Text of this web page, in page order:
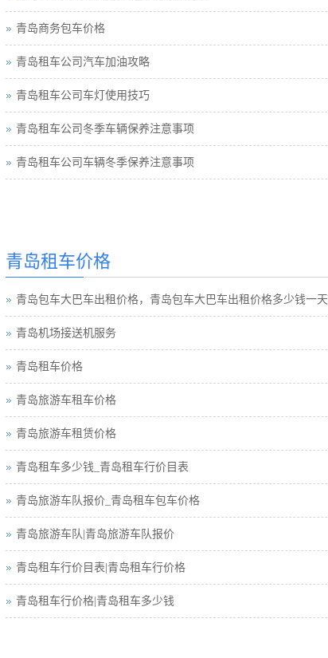
青岛商务包车价格
青岛租车公司汽车加油攻略
青岛租车公司车灯使用技巧
青岛租车公司冬季车辆保养注意事项
青岛租车公司车辆冬季保养注意事项
青岛租车价格
青岛包车大巴车出租价格，青岛包车大巴车出租价格多少钱一天
青岛机场接送机服务
青岛租车价格
青岛旅游车租车价格
青岛旅游车租赁价格
青岛租车多少钱_青岛租车行价目表
青岛旅游车队报价_青岛租车包车价格
青岛旅游车队|青岛旅游车队报价
青岛租车行价目表|青岛租车行价格
青岛租车行价格|青岛租车多少钱